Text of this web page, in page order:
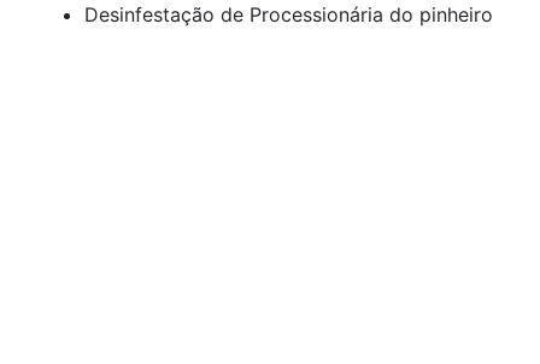
Desinfestação de Processionária do pinheiro